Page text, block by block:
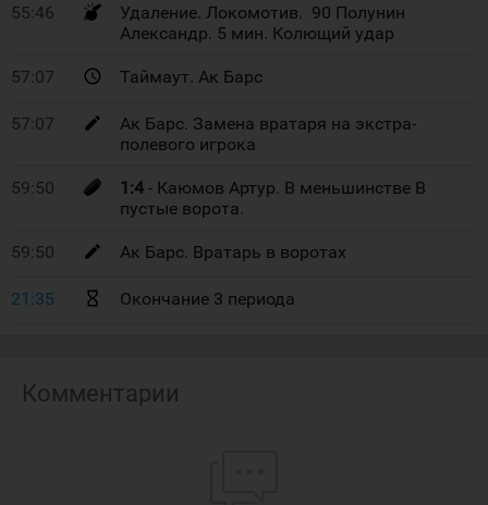
55:46
Удаление. Локомотив. 90 Полунин
Александр. 5 мин. Колющий удар
57:07 Таймаут. Ак Барс
57:07
Ак Барс. Замена вратаря на экстра-
полевого игрока
59:50 1:4 - Каюмов Артур. В меньшинстве В
пустые ворота.
59:50 Ак Барс. Вратарь в воротах
21:35 Окончание 3 периода
Комментарии